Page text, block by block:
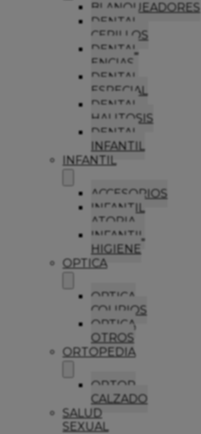
BLANQUEADORES
DENTAL
CEPILLOS
DENTAL
ENCIAS
DENTAL
ESPECIAL
DENTAL
HALITOSIS
DENTAL
INFANTIL
INFANTIL
ACCESORIOS
INFANTIL
ATOPIA
INFANTIL
HIGIENE
OPTICA
OPTICA
COLIRIOS
OPTICA
OTROS
ORTOPEDIA
ORTOP
CALZADO
SALUD
SEXUAL